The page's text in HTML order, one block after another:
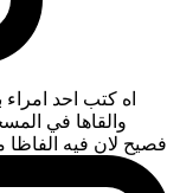
اه كتب احد
والقاها في
فصيح لان فيه الفاظا